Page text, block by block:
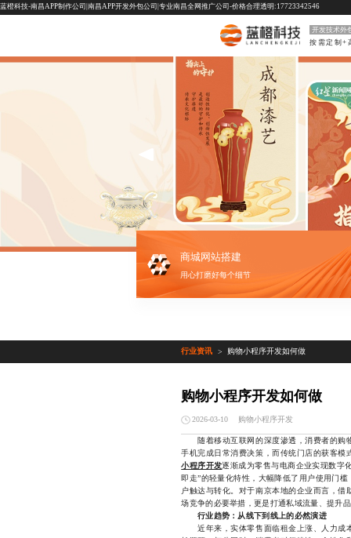
蓝橙科技-南昌APP制作公司|南昌APP开发外包公司|专业南昌全网推广公司-价格合理透明:17723342546
开发技术外
按需定制+
商城网站搭建
用心打磨好每个细节
行业资讯 > 购物小程序开发如何做
购物小程序开发如何做
2026-03-10 购物小程序开发
随着移动互联网的深度渗透，消费者的购
手机完成日常消费决策，而传统门店的获客
小程序开发逐渐成为零售与电商企业实现数字
即走”的轻量化特性，大幅降低了用户使用门
户触达与转化。对于南京本地的企业而言，
场竞争的必要举措，更是打通私域流量、提升
行业趋势：从线下到线上的必然演进
近年来，实体零售面临租金上涨、人力成